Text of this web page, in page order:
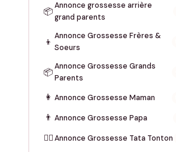
📦
Annonce grossesse arrière
grand parents
👦
Annonce Grossesse Frères &
Soeurs
📦
Annonce Grossesse Grands
Parents
👩 Annonce Grossesse Maman
👨 Annonce Grossesse Papa
💁‍♀️Annonce Grossesse Tata Tonton